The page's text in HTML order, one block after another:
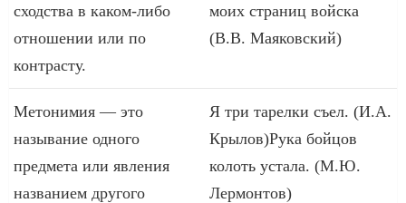
сходства в каком-либо
отношении или по
контрасту.
моих страниц войска
(В.В. Маяковский)
Метонимия — это
называние одного
предмета или явления
названием другого
Я три тарелки съел. (И.А.
Крылов)Рука бойцов
колоть устала. (М.Ю.
Лермонтов)